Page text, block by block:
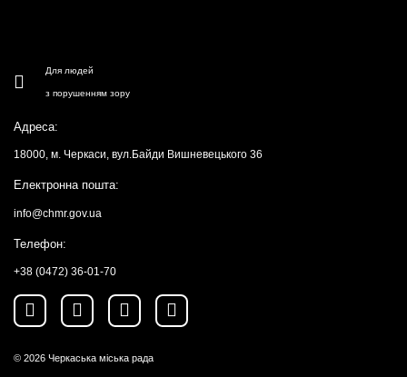
Для людей
з порушенням зору
Адреса:
18000, м. Черкаси, вул.Байди Вишневецького 36
Електронна пошта:
info@chmr.gov.ua
Телефон:
+38 (0472) 36-01-70
© 2026 Черкаська міська рада